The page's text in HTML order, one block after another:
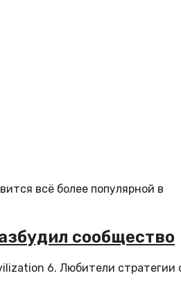
всё более популярной в
сообщество
6. Любители стратегии